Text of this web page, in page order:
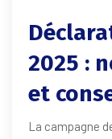
2025 :
et
votre
La campagne